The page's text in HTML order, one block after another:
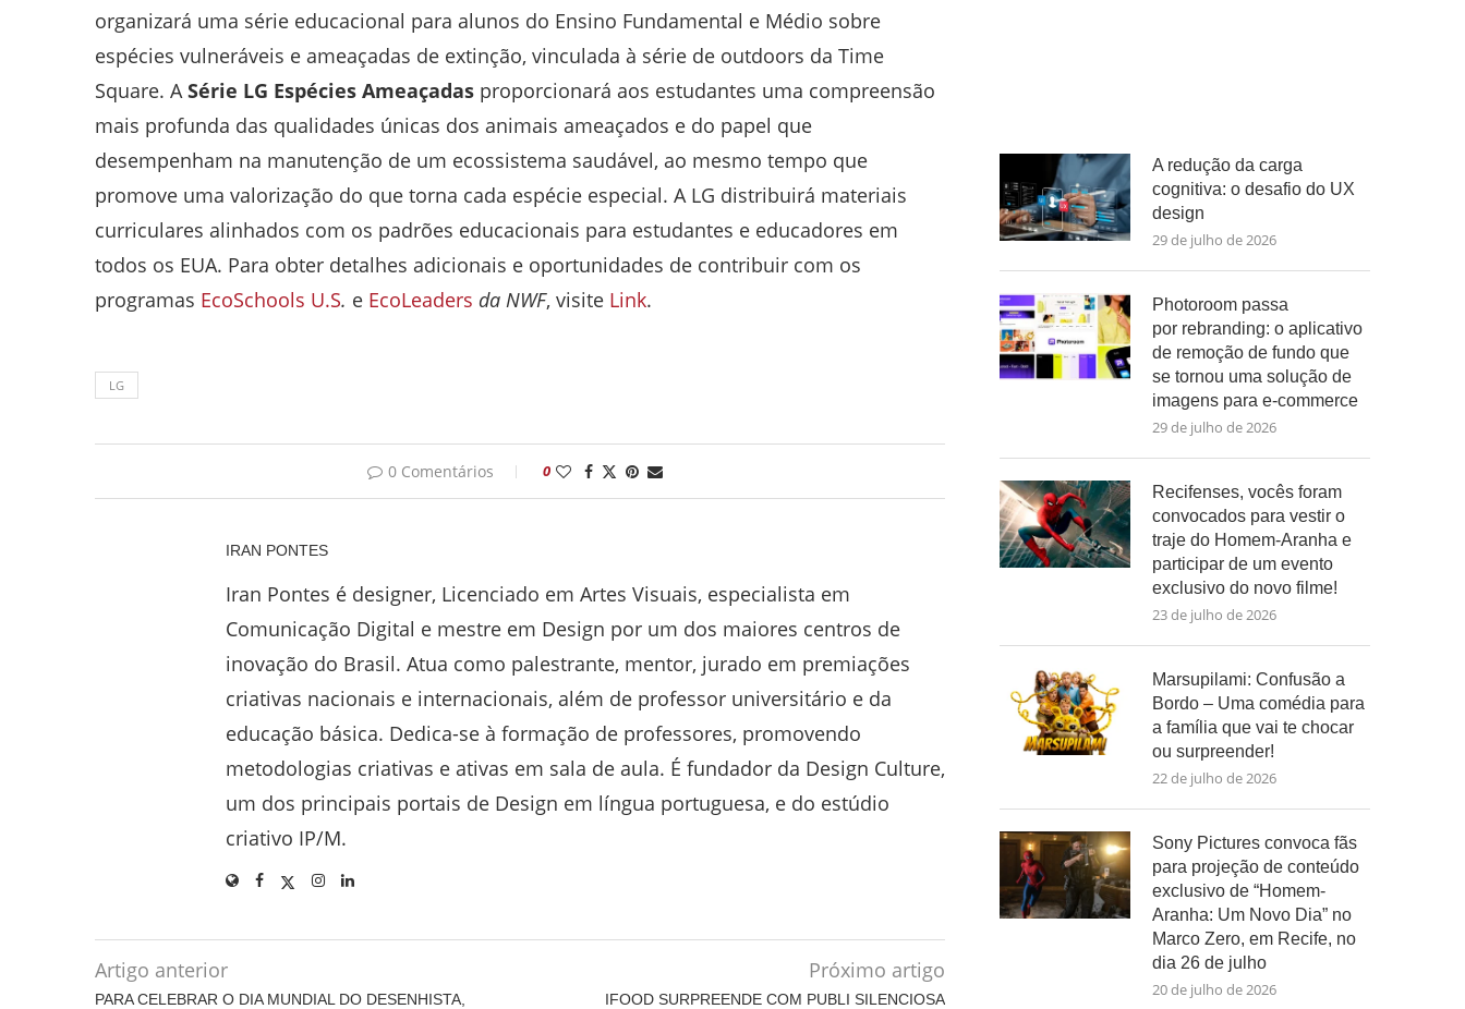
organizará uma série educacional para alunos do Ensino Fundamental e Médio sobre
espécies vulneráveis e ameaçadas de extinção, vinculada à série de outdoors da Time
Square. A Série LG Espécies Ameaçadas proporcionará aos estudantes uma compreensão
mais profunda das qualidades únicas dos animais ameaçados e do papel que
desempenham na manutenção de um ecossistema saudável, ao mesmo tempo que
promove uma valorização do que torna cada espécie especial. A LG distribuirá materiais
curriculares alinhados com os padrões educacionais para estudantes e educadores em
todos os EUA. Para obter detalhes adicionais e oportunidades de contribuir com os
programas EcoSchools U.S. e EcoLeaders da NWF, visite Link.
LG
0 Comentários 0
IRAN PONTES
Iran Pontes é designer, Licenciado em Artes Visuais, especialista em
Comunicação Digital e mestre em Design por um dos maiores centros de
inovação do Brasil. Atua como palestrante, mentor, jurado em premiações
criativas nacionais e internacionais, além de professor universitário e da
educação básica. Dedica-se à formação de professores, promovendo
metodologias criativas e ativas em sala de aula. É fundador da Design Culture,
um dos principais portais de Design em língua portuguesa, e do estúdio
criativo IP/M.
Artigo anterior
PARA CELEBRAR O DIA MUNDIAL DO DESENHISTA,
Próximo artigo
IFOOD SURPREENDE COM PUBLI SILENCIOSA
A redução da carga
cognitiva: o desafio do UX
design
29 de julho de 2026
Photoroom passa
por rebranding: o aplicativo
de remoção de fundo que
se tornou uma solução de
imagens para e-commerce
29 de julho de 2026
Recifenses, vocês foram
convocados para vestir o
traje do Homem-Aranha e
participar de um evento
exclusivo do novo filme!
23 de julho de 2026
Marsupilami: Confusão a
Bordo – Uma comédia para
a família que vai te chocar
ou surpreender!
22 de julho de 2026
Sony Pictures convoca fãs
para projeção de conteúdo
exclusivo de “Homem-
Aranha: Um Novo Dia” no
Marco Zero, em Recife, no
dia 26 de julho
20 de julho de 2026